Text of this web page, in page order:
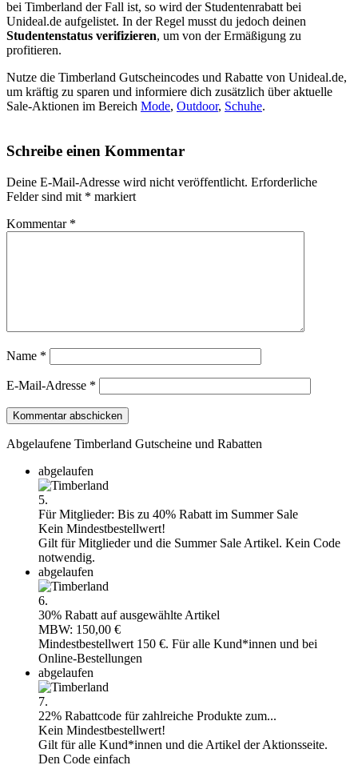
bei Timberland der Fall ist, so wird der Studentenrabatt bei
Unideal.de aufgelistet. In der Regel musst du jedoch deinen
Studentenstatus verifizieren, um von der Ermäßigung zu
profitieren.
Nutze die Timberland Gutscheincodes und Rabatte von Unideal.de,
um kräftig zu sparen und informiere dich zusätzlich über aktuelle
Sale-Aktionen im Bereich Mode, Outdoor, Schuhe.
Schreibe einen Kommentar
Deine E-Mail-Adresse wird nicht veröffentlicht. Erforderliche
Felder sind mit * markiert
Kommentar *
Name *
E-Mail-Adresse *
Abgelaufene Timberland Gutscheine und Rabatten
abgelaufen
5.
Für Mitglieder: Bis zu 40% Rabatt im Summer Sale
Kein Mindestbestellwert!
Gilt für Mitglieder und die Summer Sale Artikel. Kein Code
notwendig.
abgelaufen
6.
30% Rabatt auf ausgewählte Artikel
MBW: 150,00 €
Mindestbestellwert 150 €. Für alle Kund*innen und bei
Online-Bestellungen
abgelaufen
7.
22% Rabattcode für zahlreiche Produkte zum...
Kein Mindestbestellwert!
Gilt für alle Kund*innen und die Artikel der Aktionsseite.
Den Code einfach